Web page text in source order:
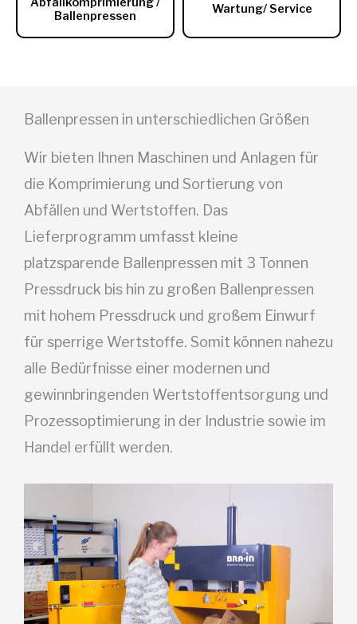
Ballenpressen in unterschiedlichen Größen
Wir bieten Ihnen Maschinen und Anlagen für
die Komprimierung und Sortierung von
Abfällen und Wertstoffen. Das
Lieferprogramm umfasst kleine
platzsparende Ballenpressen mit 3 Tonnen
Pressdruck bis hin zu großen Ballenpressen
mit hohem Pressdruck und großem Einwurf
für sperrige Wertstoffe. Somit können nahezu
alle Bedürfnisse einer modernen und
gewinnbringenden Wertstoffentsorgung und
Prozessoptimierung in der Industrie sowie im
Handel erfüllt werden.